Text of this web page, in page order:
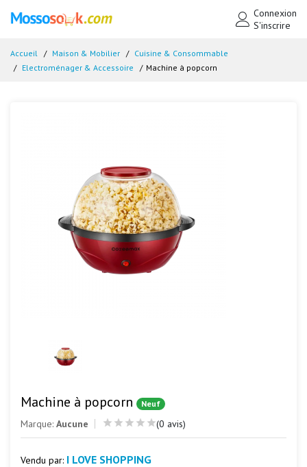
Connexion
S'inscrire
Accueil Maison & Mobilier
Cuisine & Consommable
Electroménager & Accessoire
Machine à popcorn
Machine à popcorn Neuf
Marque: Aucune (0 avis)
Vendu par: I LOVE SHOPPING